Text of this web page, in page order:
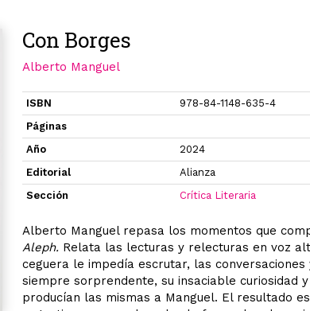
Con Borges
Alberto Manguel
ISBN
978-84-1148-635-4
Páginas
Año
2024
Editorial
Alianza
Sección
Crítica Literaria
Alberto Manguel repasa los momentos que
Aleph. Relata las lecturas y relecturas en voz
ceguera le impedía escrutar, las
siempre sorprendente, su insaciable curiosidad
producían las mismas a Manguel. El resultado